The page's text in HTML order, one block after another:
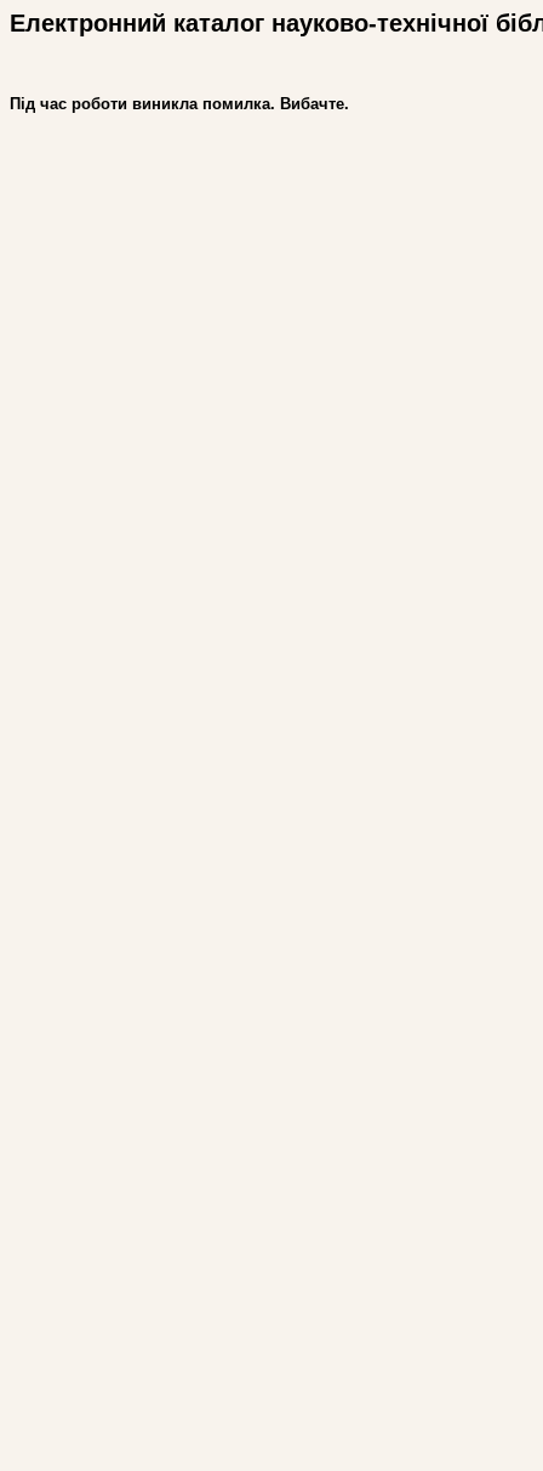
Електронний каталог науково-технічної
Під час роботи виникла помилка. Вибачте.